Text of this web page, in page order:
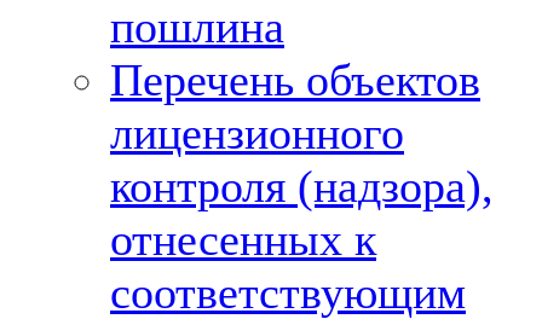
пошлина
Перечень объектов
лицензионного
контроля (надзора),
отнесенных к
соответствующим